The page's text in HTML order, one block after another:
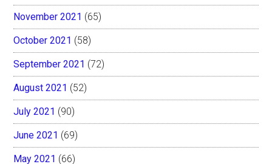
November 2021 (65)
October 2021 (58)
September 2021 (72)
August 2021 (52)
July 2021 (90)
June 2021 (69)
May 2021 (66)